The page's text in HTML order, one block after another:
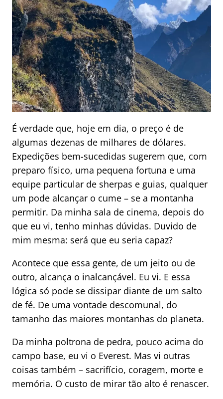
É verdade que, hoje em dia, o preço é de
algumas dezenas de milhares de dólares.
Expedições bem-sucedidas sugerem que, com
preparo físico, uma pequena fortuna e uma
equipe particular de sherpas e guias, qualquer
um pode alcançar o cume – se a montanha
permitir. Da minha sala de cinema, depois do
que eu vi, tenho minhas dúvidas. Duvido de
mim mesma: será que eu seria capaz?
Acontece que essa gente, de um jeito ou de
outro, alcança o inalcançável. Eu vi. E essa
lógica só pode se dissipar diante de um salto
de fé. De uma vontade descomunal, do
tamanho das maiores montanhas do planeta.
Da minha poltrona de pedra, pouco acima do
campo base, eu vi o Everest. Mas vi outras
coisas também – sacrifício, coragem, morte e
memória. O custo de mirar tão alto é renascer.